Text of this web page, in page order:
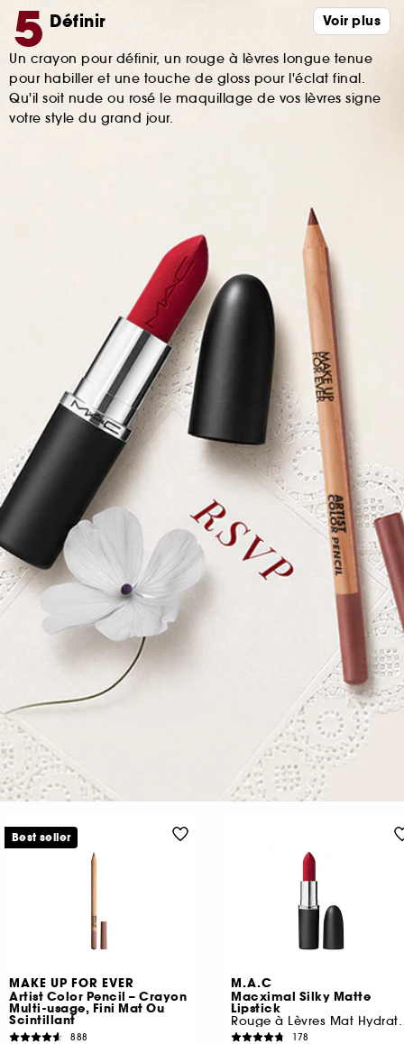
Définir Voir plus
Un crayon pour définir, un rouge à lèvres longue tenue
pour habiller et une touche de gloss pour l'éclat final.
Qu'il soit nude ou rosé le maquillage de vos lèvres signe
votre style du grand jour.
MAKE UP FOR EVER
Artist Color Pencil – Crayon
Multi-usage, Fini Mat Ou
Scintillant
888
Best seller
M.A.C
Macximal Silky Matte
Lipstick
Rouge
178